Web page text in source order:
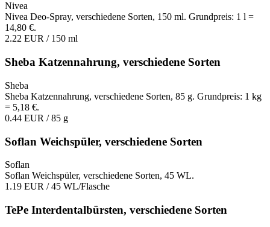
Nivea
Nivea Deo-Spray, verschiedene Sorten, 150 ml. Grundpreis: 1 l =
14,80 €.
2.22 EUR / 150 ml
Sheba Katzennahrung, verschiedene Sorten
Sheba
Sheba Katzennahrung, verschiedene Sorten, 85 g. Grundpreis: 1 kg
= 5,18 €.
0.44 EUR / 85 g
Soflan Weichspüler, verschiedene Sorten
Soflan
Soflan Weichspüler, verschiedene Sorten, 45 WL.
1.19 EUR / 45 WL/Flasche
TePe Interdentalbürsten, verschiedene Sorten